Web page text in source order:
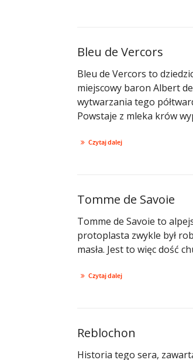
Bleu de Vercors
Bleu de Vercors to
miejscowy baron Albert
wytwarzania tego
Powstaje z mleka krów
Czytaj dalej
Tomme de Savoie
Tomme de Savoie to
protoplasta zwykle był
masła. Jest to więc dość
Czytaj dalej
Reblochon
Historia tego sera,